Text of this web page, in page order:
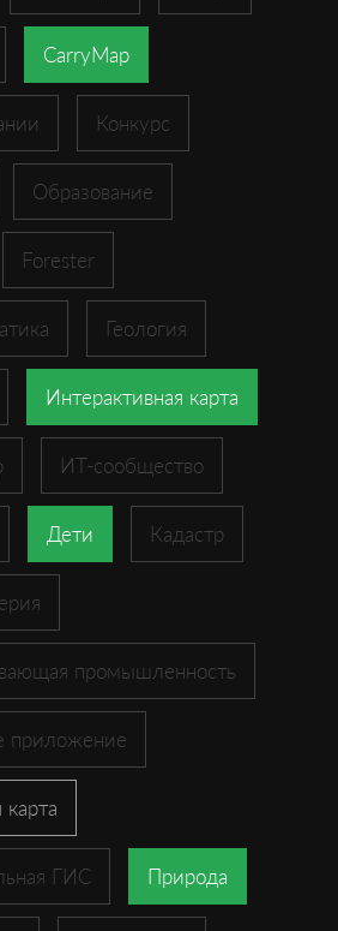
CarryMap
Конкурс
Образование
Forester
Геология
Интерактивная карта
ИТ-сообщество
Дети Кадастр
промышленность
приложение
ГИС Природа